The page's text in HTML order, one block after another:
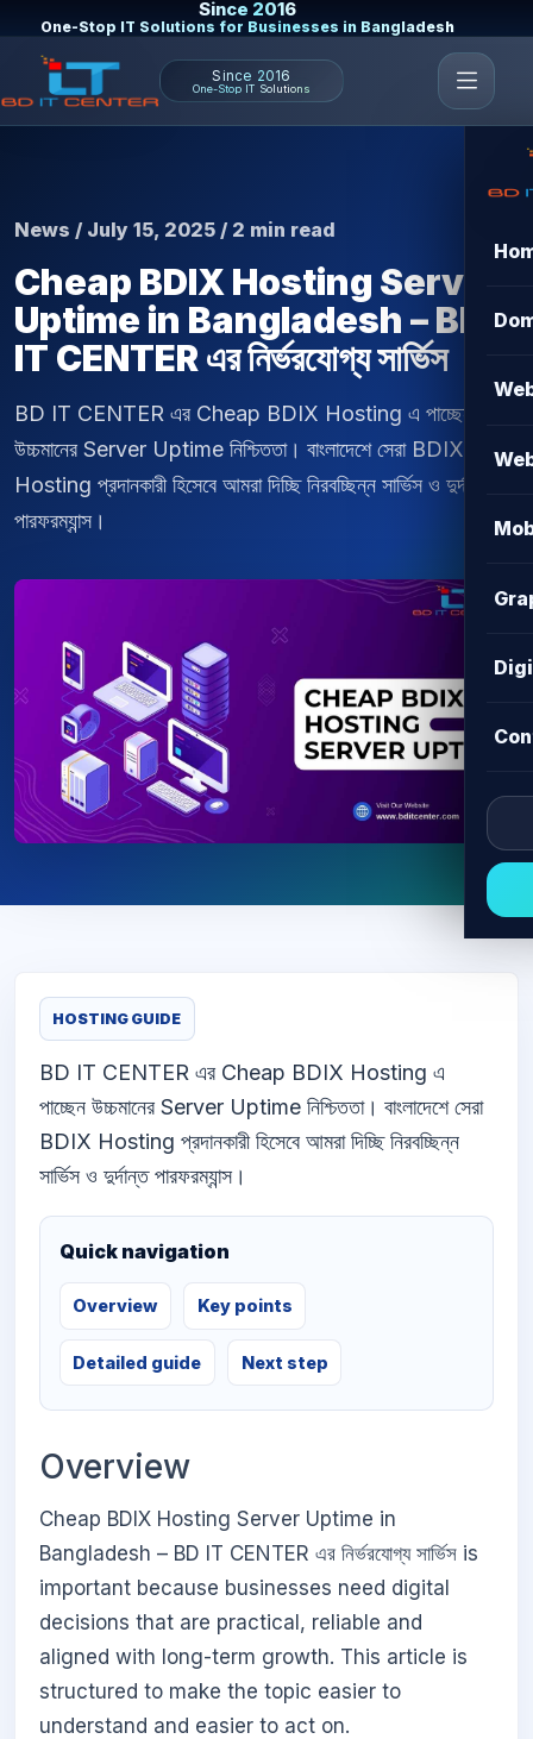
Since 2016
One-Stop IT Solutions for Businesses in Bangladesh
Since 2016
One-Stop IT Solutions
News / July 15, 2025 / 2 min read
Cheap BDIX Hosting Server
Uptime in Bangladesh – BD
IT CENTER এর নির্ভরযোগ্য সার্ভিস
BD IT CENTER এর Cheap BDIX Hosting এ পাচ্ছেন
উচ্চমানের Server Uptime নিশ্চিততা। বাংলাদেশে সেরা BDIX
Hosting প্রদানকারী হিসেবে আমরা দিচ্ছি নিরবচ্ছিন্ন সার্ভিস ও দুর্দান্ত
পারফরম্যান্স।
HOSTING GUIDE
BD IT CENTER এর Cheap BDIX Hosting এ
পাচ্ছেন উচ্চমানের Server Uptime নিশ্চিততা। বাংলাদেশে সেরা
BDIX Hosting প্রদানকারী হিসেবে আমরা দিচ্ছি নিরবচ্ছিন্ন
সার্ভিস ও দুর্দান্ত পারফরম্যান্স।
Quick navigation
Overview Key points
Detailed guide Next step
Overview
Cheap BDIX Hosting Server Uptime in
Bangladesh – BD IT CENTER এর নির্ভরযোগ্য সার্ভিস is
important because businesses need digital
decisions that are practical, reliable and
aligned with long-term growth. This article is
structured to make the topic easier to
understand and easier to act on.